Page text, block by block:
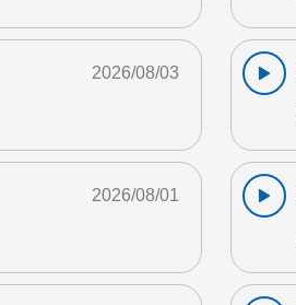
2026/08/03
2026/08/01